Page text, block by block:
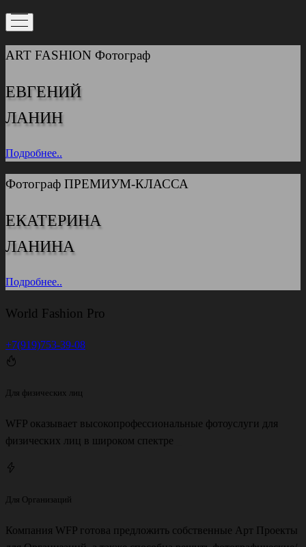
ART FASHION Фотограф
ЕВГЕНИЙ
ЛАНИН
Подробнее..
Фотограф ПРЕМИУМ-КЛАССА
ЕКАТЕРИНА
ЛАНИНА
Подробнее..
World Fashion Pro
+7(919)753-39-08
Для физических лиц
WFP оказывает высокопрофессиональные фотоуслуги для
физических лиц в широком спектре
Для Организаций
Компания WFP готова предложить собственные Арт Проекты